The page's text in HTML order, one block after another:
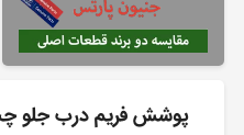
پوشش فريم درب جلو